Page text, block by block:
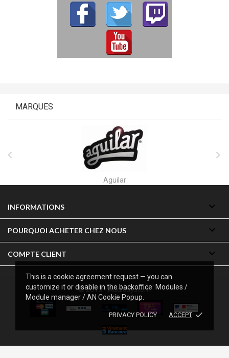
This is a cookie agreement request — you can
customize it or disable in the backoffice: Modules /
Module manager / AN Cookie Popup.
PRIVACY POLICY ACCEPT done
MARQUES

Akai

INFORMATIONS 
POURQUOI ACHETER CHEZ NOUS 
COMPTE CLIENT 
© 2013 - Audiosystem